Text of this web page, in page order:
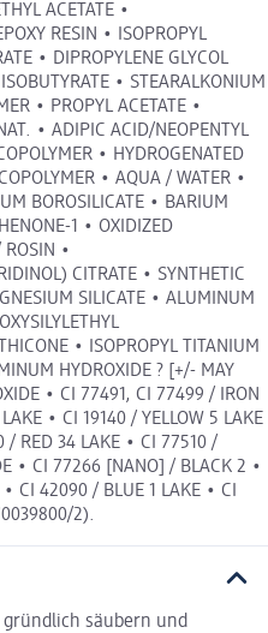
ACETATE •
RESIN • ISOPROPYL
• DIPROPYLENE GLYCOL
• STEARALKONIUM
• PROPYL ACETATE •
• ADIPIC ACID/NEOPENTYL
• HYDROGENATED
• AQUA / WATER •
BOROSILICATE • BARIUM
1 • OXIDIZED
ROSIN •
CITRATE • SYNTHETIC
SILICATE • ALUMINUM
• ISOPROPYL TITANIUM
HYDROXIDE ? [+/- MAY
• CI 77491, CI 77499 / IRON
• CI 19140 / YELLOW 5 LAKE
/ RED 34 LAKE • CI 77510 /
• CI 77266 [NANO] / BLACK 2 •
CI 42090 / BLUE 1 LAKE • CI
2).
säubern und